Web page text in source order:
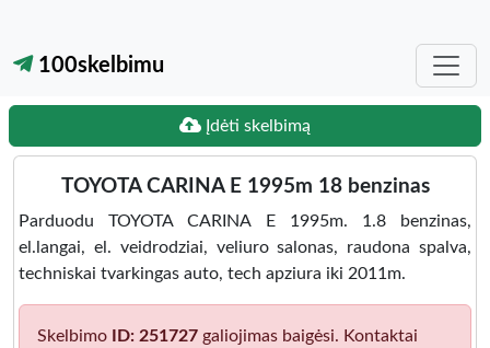
100skelbimu
Įdėti skelbimą
TOYOTA CARINA E 1995m 18 benzinas
Parduodu TOYOTA CARINA E 1995m. 1.8 benzinas,
el.langai, el. veidrodziai, veliuro salonas, raudona spalva,
techniskai tvarkingas auto, tech apziura iki 2011m.
Skelbimo ID: 251727 galiojimas baigėsi. Kontaktai